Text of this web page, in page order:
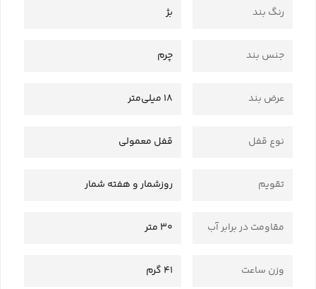
رنگ بند بژ
جنس بند چرم
عرض بند 18 میلی‌متر
نوع قفل قفل معمولی
تقویم روزشمار و هفته شمار
مقاومت در برابر آب 30 متر
وزن ساعت 41 گرم